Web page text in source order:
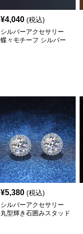
¥4,040 (税込)
シルバーアクセサリー
蝶々モチーフ シルバー
¥5,380 (税込)
シルバーアクセサリー
丸型輝き石囲みスタッド